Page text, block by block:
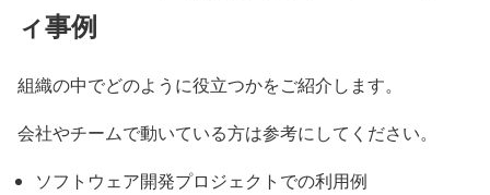
ィ事例
組織の中でどのように役立つかをご紹介します。
会社やチームで動いている方は参考にしてください。
ソフトウェア開発プロジェクトでの利用例